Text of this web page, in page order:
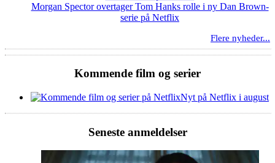
Morgan Spector overtager Tom Hanks rolle i ny Dan Brown-
serie på Netflix
Flere nyheder...
Kommende film og serier
Nyt på Netflix i august
Seneste anmeldelser